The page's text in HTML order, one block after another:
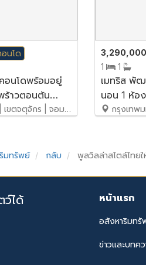
นโด
อนโดพร้อมอยู่
ร้าวตอนต้น
ขตจตุจักร | จอมพล
3,290,000
1
1
เมทริส พั
นอน 1 ห้อ
เลี้ยงสัตว์
กรุงเทพมห
มทรัพย์ กลับ พูลวิลล่าสไตล์ไทยใ
ว์ได้ หน้าแรก
อสังหาริมท
ข่าวและบทค